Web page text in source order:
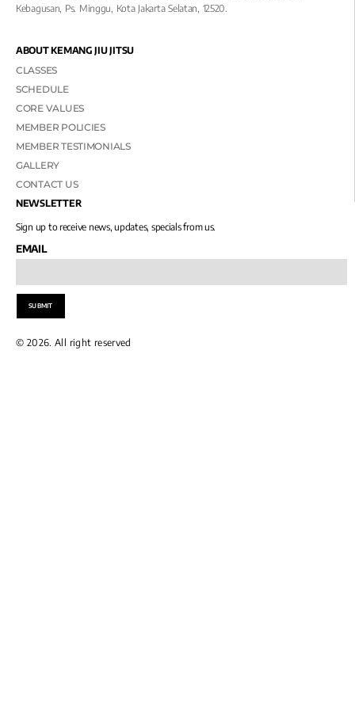
Kebagusan, Ps. Minggu, Kota Jakarta Selatan, 12520.
ABOUT KEMANG JIU JITSU
CLASSES
SCHEDULE
CORE VALUES
MEMBER POLICIES
MEMBER TESTIMONIALS
GALLERY
CONTACT US
NEWSLETTER
Sign up to receive news, updates, specials from us.
EMAIL
SUBMIT
© 2026. All right reserved